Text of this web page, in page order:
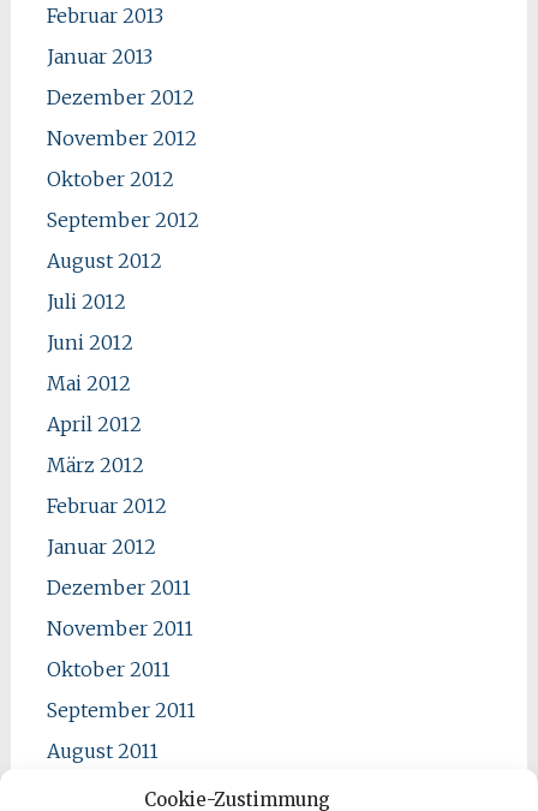
Cookie-Zustimmung
Februar 2013
Januar 2013
Dezember 2012
November 2012
Oktober 2012
September 2012
August 2012
Juli 2012
Juni 2012
Mai 2012
April 2012
März 2012
Februar 2012
Januar 2012
Dezember 2011
November 2011
Oktober 2011
September 2011
August 2011